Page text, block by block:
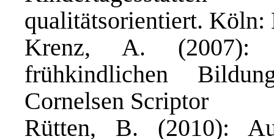
qualitätsorientiert.
Krenz, A. (2007):
frühkindlichen
Cornelsen Scriptor
Rütten, B. (2010):